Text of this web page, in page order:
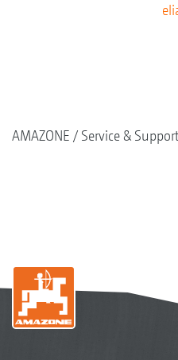
AMAZONE Service & Support